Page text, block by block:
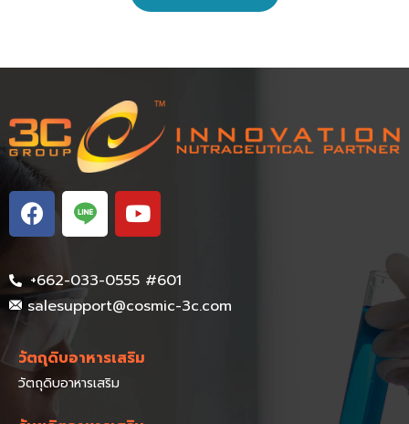
+662-033-0555 #601
salesupport@cosmic-3c.com
วัตถุดิบอาหารเสริม
วัตถุดิบอาหารเสริม